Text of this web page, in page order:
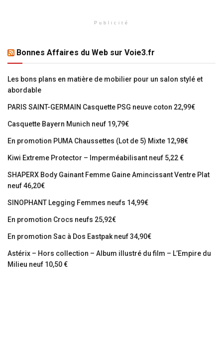
Publicité
Bonnes Affaires du Web sur Voie3.fr
Les bons plans en matière de mobilier pour un salon stylé et
abordable
PARIS SAINT-GERMAIN Casquette PSG neuve coton 22,99€
Casquette Bayern Munich neuf 19,79€
En promotion PUMA Chaussettes (Lot de 5) Mixte 12,98€
Kiwi Extreme Protector – Imperméabilisant neuf 5,22 €
SHAPERX Body Gainant Femme Gaine Amincissant Ventre Plat
neuf 46,20€
SINOPHANT Legging Femmes neufs 14,99€
En promotion Crocs neufs 25,92€
En promotion Sac à Dos Eastpak neuf 34,90€
Astérix – Hors collection – Album illustré du film – L’Empire du
Milieu neuf 10,50 €